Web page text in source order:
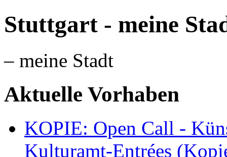
Stuttgart - meine
– meine Stadt
Aktuelle Vorhaben
KOPIE: Open Call -
Kulturamt-Entrées